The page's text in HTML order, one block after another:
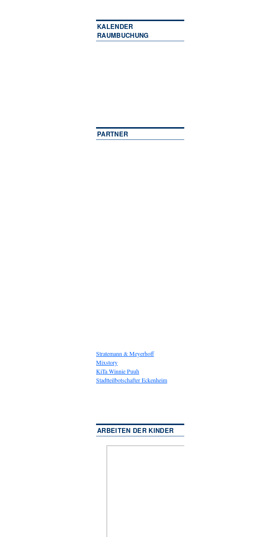
KALENDER
RAUMBUCHUNG
PARTNER
Stratemann & Meyerhoff
Mixstory
KiTa Winnie Puuh
Stadtteilbotschafter Eckenheim
ARBEITEN DER KINDER